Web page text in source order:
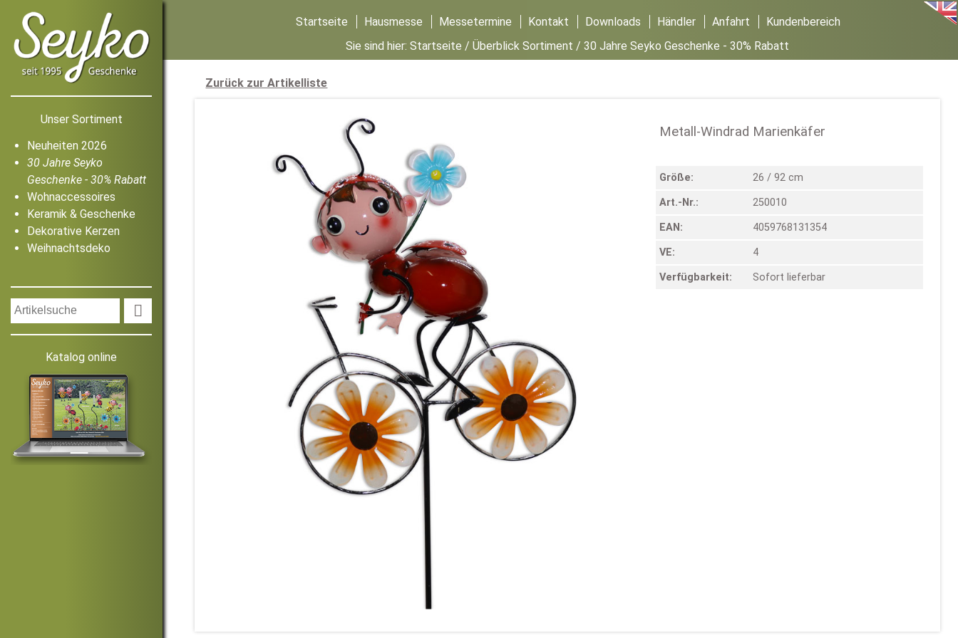
Unser Sortiment
Neuheiten 2026
30 Jahre Seyko
Geschenke - 30% Rabatt
Wohnaccessoires
Keramik & Geschenke
Dekorative Kerzen
Weihnachtsdeko

Katalog online
Startseite Hausmesse Messetermine Kontakt Downloads Händler Anfahrt
Kundenbereich
Sie sind hier:Startseite /Überblick Sortiment /30 Jahre Seyko Geschenke - 30% Rabatt
Zurück zur Artikelliste
Metall-Windrad Marienkäfer
Größe: 26 / 92 cm
Art.-Nr.: 250010
EAN: 4059768131354
VE: 4
Verfügbarkeit: Sofort lieferbar